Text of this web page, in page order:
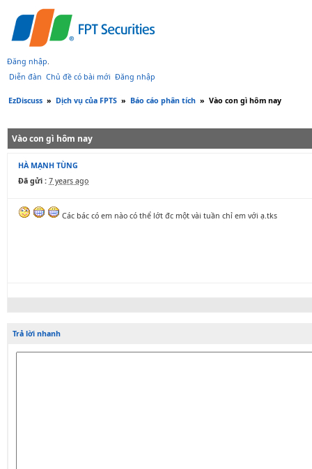
Đăng nhập.
Diễn đàn Chủ đề có bài mới Đăng nhập
EzDiscuss » Dịch vụ của FPTS » Báo cáo phân tích » Vào con gì hôm nay
Vào con gì hôm nay
HÀ MẠNH TÙNG
Đã gửi : 7 years ago
Các bác có em nào có thể lớt đc một vài tuần chỉ em với ạ.tks
Trả lời nhanh